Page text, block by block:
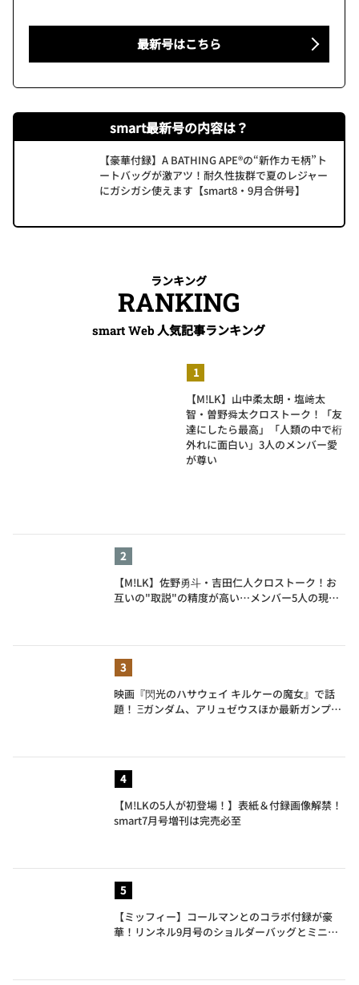
最新号はこちら
smart最新号の内容は？
【豪華付録】A BATHING APE®の“新作カモ柄”ト
ートバッグが激アツ！耐久性抜群で夏のレジャー
にガシガシ使えます【smart8・9月合併号】
ランキング
RANKING
smart Web 人気記事ランキング
【M!LK】山中柔太朗・塩﨑太
智・曽野舜太クロストーク！「友
達にしたら最高」「人類の中で桁
外れに面白い」3人のメンバー愛
が尊い
【M!LK】佐野勇斗・吉田仁人クロストーク！お
互いの"取説"の精度が高い…メンバー5人の現在
映画『閃光のハサウェイ キルケーの魔女』で話
題！ Ξガンダム、アリュゼウスほか最新ガンプラ
【M!LKの5人が初登場！】表紙＆付録画像解禁！
smart7月号増刊は完売必至
【ミッフィー】コールマンとのコラボ付録が豪
華！リンネル9月号のショルダーバッグとミニリ